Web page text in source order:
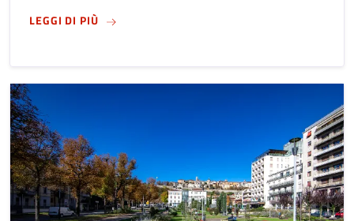
LEGGI DI PIÙSUDAL MUSEO CAFFI DI BERGAMO A